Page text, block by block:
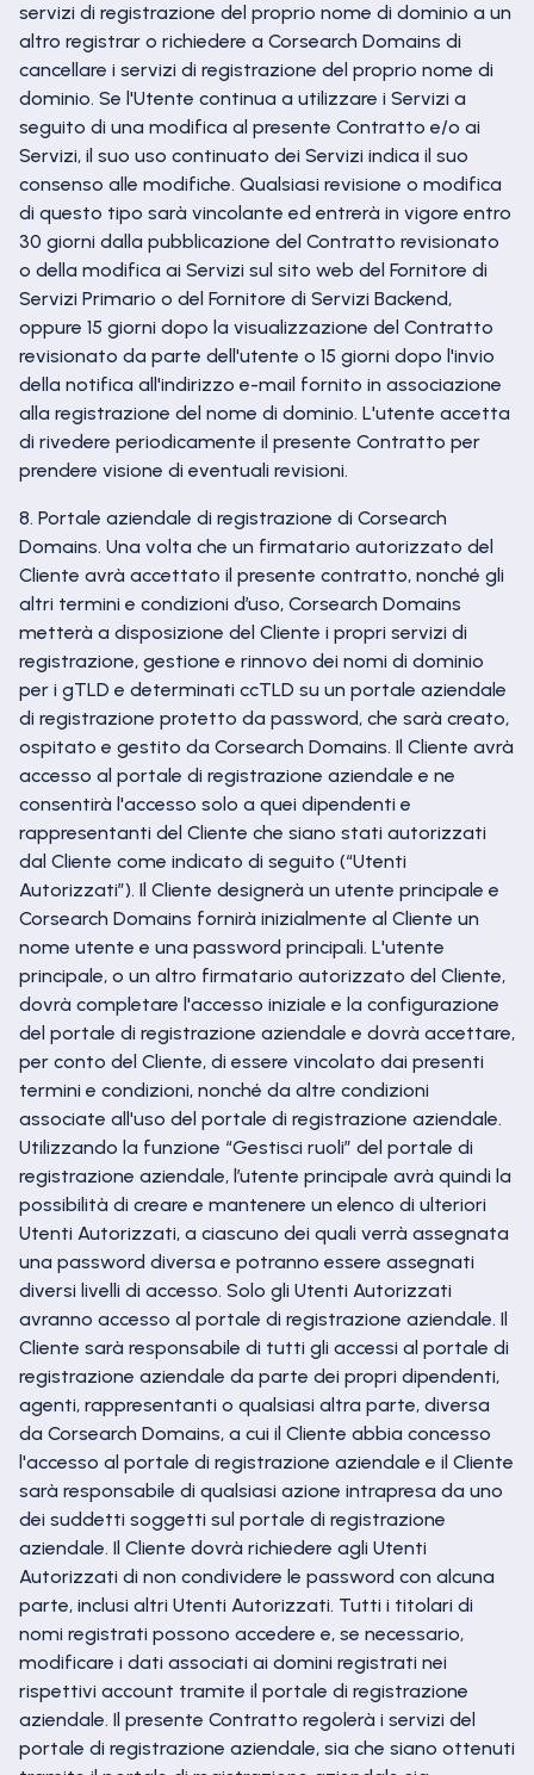
servizi di registrazione del proprio nome di dominio a un
altro registrar o richiedere a Corsearch Domains di
cancellare i servizi di registrazione del proprio nome di
dominio. Se l'Utente continua a utilizzare i Servizi a
seguito di una modifica al presente Contratto e/o ai
Servizi, il suo uso continuato dei Servizi indica il suo
consenso alle modifiche. Qualsiasi revisione o modifica
di questo tipo sarà vincolante ed entrerà in vigore entro
30 giorni dalla pubblicazione del Contratto revisionato
o della modifica ai Servizi sul sito web del Fornitore di
Servizi Primario o del Fornitore di Servizi Backend,
oppure 15 giorni dopo la visualizzazione del Contratto
revisionato da parte dell'utente o 15 giorni dopo l'invio
della notifica all'indirizzo e-mail fornito in associazione
alla registrazione del nome di dominio. L'utente accetta
di rivedere periodicamente il presente Contratto per
prendere visione di eventuali revisioni.
8. Portale aziendale di registrazione di Corsearch
Domains. Una volta che un firmatario autorizzato del
Cliente avrà accettato il presente contratto, nonché gli
altri termini e condizioni d’uso, Corsearch Domains
metterà a disposizione del Cliente i propri servizi di
registrazione, gestione e rinnovo dei nomi di dominio
per i gTLD e determinati ccTLD su un portale aziendale
di registrazione protetto da password, che sarà creato,
ospitato e gestito da Corsearch Domains. Il Cliente avrà
accesso al portale di registrazione aziendale e ne
consentirà l'accesso solo a quei dipendenti e
rappresentanti del Cliente che siano stati autorizzati
dal Cliente come indicato di seguito (“Utenti
Autorizzati”). Il Cliente designerà un utente principale e
Corsearch Domains fornirà inizialmente al Cliente un
nome utente e una password principali. L'utente
principale, o un altro firmatario autorizzato del Cliente,
dovrà completare l'accesso iniziale e la configurazione
del portale di registrazione aziendale e dovrà accettare,
per conto del Cliente, di essere vincolato dai presenti
termini e condizioni, nonché da altre condizioni
associate all'uso del portale di registrazione aziendale.
Utilizzando la funzione “Gestisci ruoli” del portale di
registrazione aziendale, l’utente principale avrà quindi la
possibilità di creare e mantenere un elenco di ulteriori
Utenti Autorizzati, a ciascuno dei quali verrà assegnata
una password diversa e potranno essere assegnati
diversi livelli di accesso. Solo gli Utenti Autorizzati
avranno accesso al portale di registrazione aziendale. Il
Cliente sarà responsabile di tutti gli accessi al portale di
registrazione aziendale da parte dei propri dipendenti,
agenti, rappresentanti o qualsiasi altra parte, diversa
da Corsearch Domains, a cui il Cliente abbia concesso
l'accesso al portale di registrazione aziendale e il Cliente
sarà responsabile di qualsiasi azione intrapresa da uno
dei suddetti soggetti sul portale di registrazione
aziendale. Il Cliente dovrà richiedere agli Utenti
Autorizzati di non condividere le password con alcuna
parte, inclusi altri Utenti Autorizzati. Tutti i titolari di
nomi registrati possono accedere e, se necessario,
modificare i dati associati ai domini registrati nei
rispettivi account tramite il portale di registrazione
aziendale. Il presente Contratto regolerà i servizi del
portale di registrazione aziendale, sia che siano ottenuti